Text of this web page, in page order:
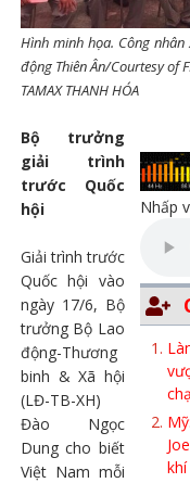
Hình minh họa. Công
động Thiên Ân/Courtesy of
TAMAX THANH HÓA
Nhấp
Bộ trưởng
giải trình
trước Quốc
hội
Giải trình trước
Quốc hội vào
ngày 17/6, Bộ
trưởng Bộ Lao
động-Thương
binh & Xã hội
(LĐ-TB-XH)
Đào Ngọc
Dung cho biết
Việt Nam mỗi